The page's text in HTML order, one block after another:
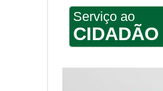
Serviço ao
CIDADÃO